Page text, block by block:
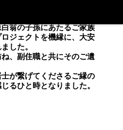
ぶ
翁の子孫にあたるご家族
ジェクトを機縁に、大安
した。
、副住職と共にそのご遺
が繋げてくださるご縁の
るひと時となりました。